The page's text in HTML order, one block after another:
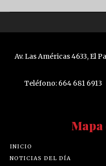
Av. Las Américas 4633, El
Teléfono: 664 681 6913
Mapa
INICIO
NOTICIAS DEL DÍA